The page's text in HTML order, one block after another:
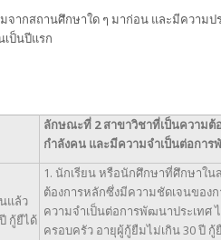
ากสถานศึกษาใด ๆ มาก่อน และมีความ
ป็นปีแรก
ลักษณะที่ 2 สาขาวิชาที่เป็นความ
กำลังคน และมีความจำเป็นต่อการ
แล้ว
กู้ยืได้
1. นักเรียน หรือนักศึกษาที่ศึกษาใน
ต้องการหลักซึ่งมีความชัดเจนของ
ความจำเป็นต่อการพัฒนาประเทศ
ครอบครัว อายุผู้กู้ยืมไม่เกิน 30 ปี กู้